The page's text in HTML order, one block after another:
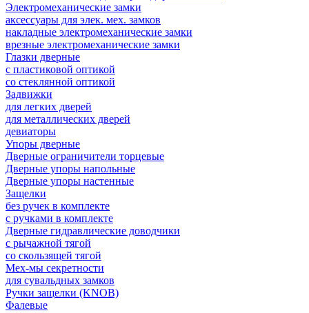
Электромеханические замки
аксессуары для элек. мех. замков
накладные электромеханические замки
врезные электромеханические замки
Глазки дверные
с пластиковой оптикой
со стеклянной оптикой
Задвижки
для легких дверей
для металлических дверей
девиаторы
Упоры дверные
Дверные ограничители торцевые
Дверные упоры напольные
Дверные упоры настенные
Защелки
без ручек в комплекте
с ручками в комплекте
Дверные гидравлические доводчики
с рычажной тягой
со скользящей тягой
Мех-мы секретности
для сувальдных замков
Ручки защелки (KNOB)
Фалевые